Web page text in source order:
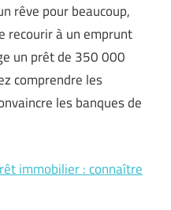
rêve pour beaucoup,
recourir à un emprunt
un prêt de 350 000
comprendre les
les banques de
immobilier : connaître